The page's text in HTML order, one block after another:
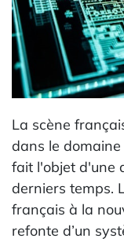
La scène
dans le
fait l'objet d'une
derniers temps.
français à la
refonte d’un